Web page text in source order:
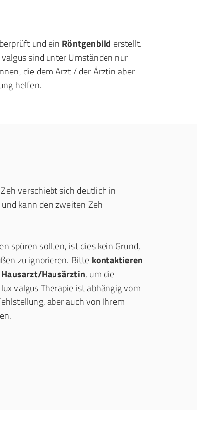
und ein Röntgenbild erstellt.
sind unter Umständen nur
die dem Arzt / der Ärztin aber
helfen.
verschiebt sich deutlich in
kann den zweiten Zeh
spüren sollten, ist dies kein Grund,
zu ignorieren. Bitte kontaktieren
Hausärztin, um die
valgus Therapie ist abhängig vom
aber auch von Ihrem